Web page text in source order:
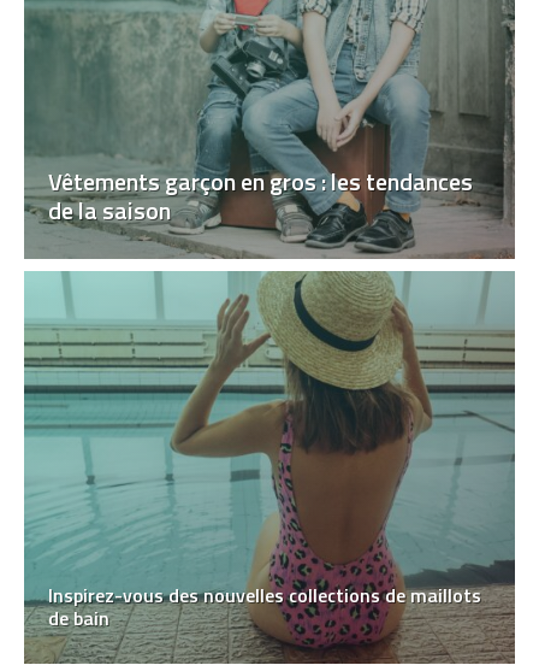
Vêtements garçon en gros : les tendances
de la saison
Inspirez-vous des nouvelles collections de maillots
de bain